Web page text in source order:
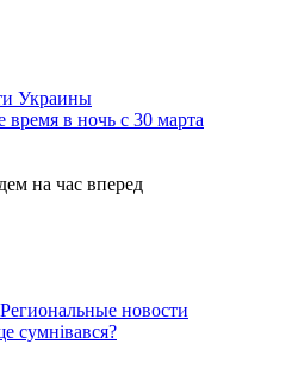
Украины
время в ночь с 30 марта
на час вперед
Региональные новости
сумнівався?